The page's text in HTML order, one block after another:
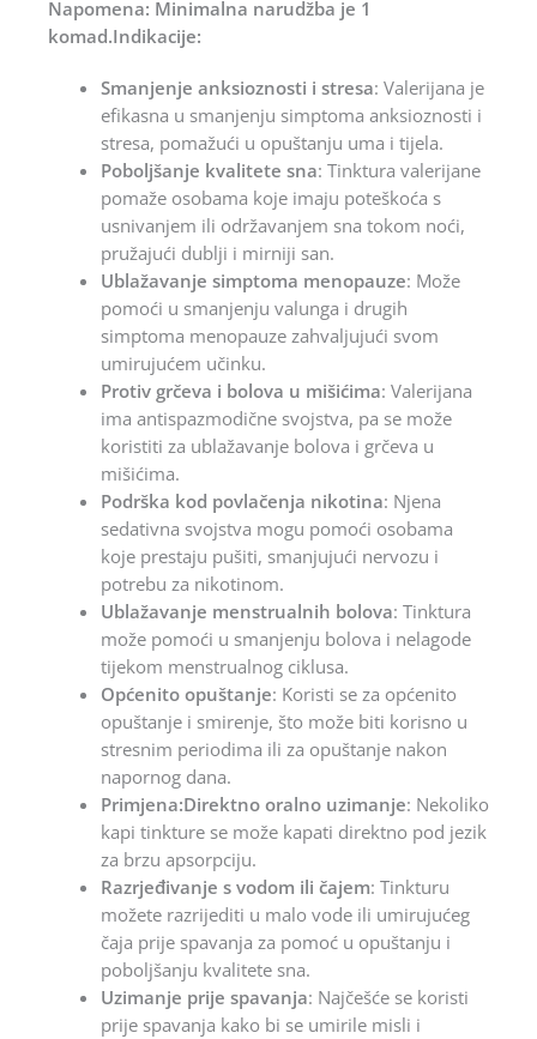
Napomena: Minimalna narudžba je 1
komad.Indikacije:
Smanjenje anksioznosti i stresa: Valerijana je
efikasna u smanjenju simptoma anksioznosti i
stresa, pomažući u opuštanju uma i tijela.
Poboljšanje kvalitete sna: Tinktura valerijane
pomaže osobama koje imaju poteškoća s
usnivanjem ili održavanjem sna tokom noći,
pružajući dublji i mirniji san.
Ublažavanje simptoma menopauze: Može
pomoći u smanjenju valunga i drugih
simptoma menopauze zahvaljujući svom
umirujućem učinku.
Protiv grčeva i bolova u mišićima: Valerijana
ima antispazmodične svojstva, pa se može
koristiti za ublažavanje bolova i grčeva u
mišićima.
Podrška kod povlačenja nikotina: Njena
sedativna svojstva mogu pomoći osobama
koje prestaju pušiti, smanjujući nervozu i
potrebu za nikotinom.
Ublažavanje menstrualnih bolova: Tinktura
može pomoći u smanjenju bolova i nelagode
tijekom menstrualnog ciklusa.
Općenito opuštanje: Koristi se za općenito
opuštanje i smirenje, što može biti korisno u
stresnim periodima ili za opuštanje nakon
napornog dana.
Primjena:Direktno oralno uzimanje: Nekoliko
kapi tinkture se može kapati direktno pod jezik
za brzu apsorpciju.
Razrjeđivanje s vodom ili čajem: Tinkturu
možete razrijediti u malo vode ili umirujućeg
čaja prije spavanja za pomoć u opuštanju i
poboljšanju kvalitete sna.
Uzimanje prije spavanja: Najčešće se koristi
prije spavanja kako bi se umirile misli i